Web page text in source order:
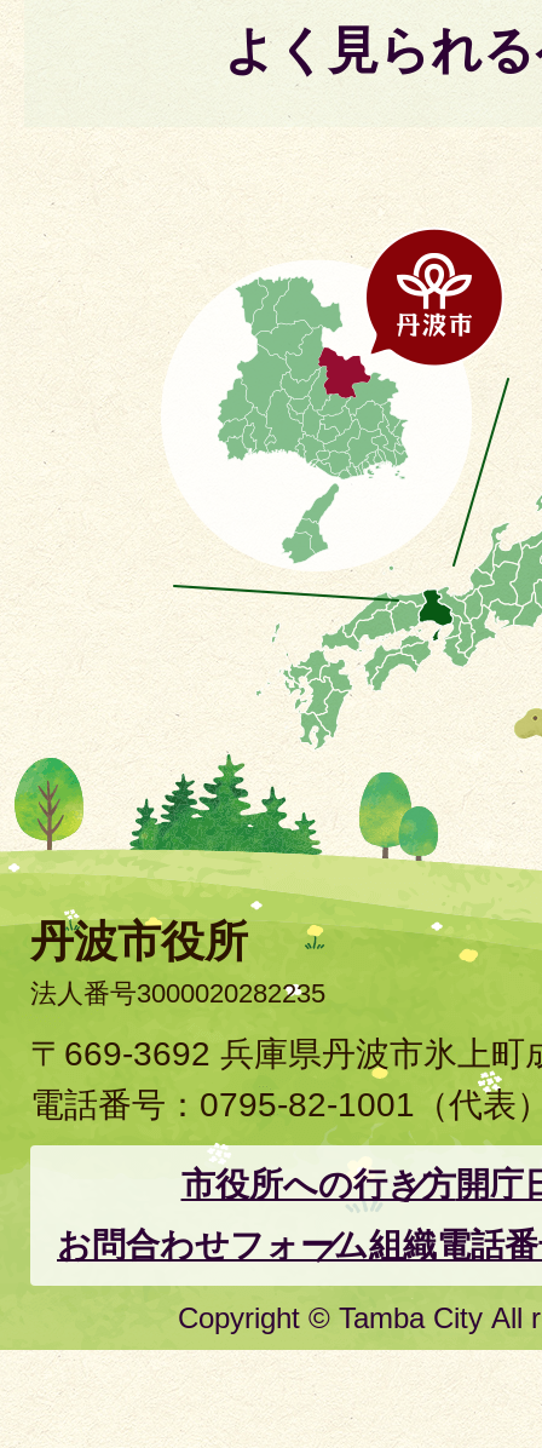
よく見られ
丹波市役所
法人番号3000020282235
〒669-3692 兵庫県丹波市氷上町
電話番号： 0795-82-1001 （代表
市役所への行き方開庁
お問合わせフォーム組織電話
Copyright © Tamba City All